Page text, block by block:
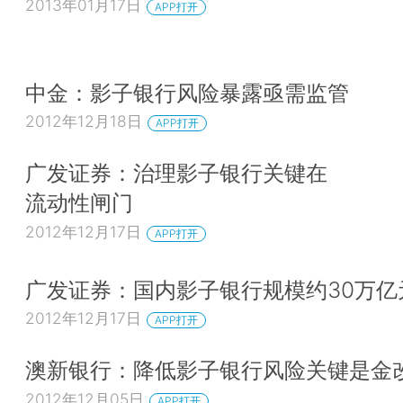
2013年01月17日 APP打开
中金：影子银行风险暴露亟需监管
2012年12月18日 APP打开
广发证券：治理影子银行关键在
流动性闸门
2012年12月17日 APP打开
广发证券：国内影子银行规模约30万亿
2012年12月17日 APP打开
澳新银行：降低影子银行风险关键是金
2012年12月05日